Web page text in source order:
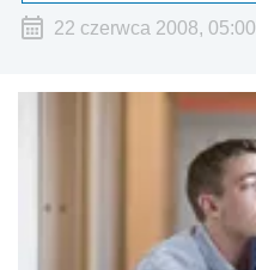
22 czerwca 2008, 05:00